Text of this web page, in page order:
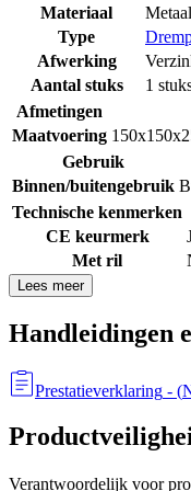
Materiaal
Metaal
Type
Afwerking
Aantal stuks
1
Afmetingen
Maatvoering
Gebruik
Binnen/buitengebruik
Technische kenmerken
CE keurmerk
Met ril
Lees meer
Handleidingen
Prestatieverklaring - (
Verantwoordelijk voor